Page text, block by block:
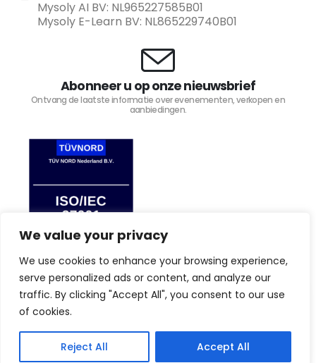
We value your privacy
We use cookies to enhance your browsing experience,
serve personalized ads or content, and analyze our
traffic. By clicking "Accept All", you consent to our use
of cookies.
Reject All Accept All
Mysoly AI BV: NL965227585B01
Mysoly E-Learn BV: NL865229740B01
Abonneer u op onze nieuwsbrief
Ontvang de laatste informatie over evenementen, verkopen en
aanbiedingen.
TIJD4 © Copyright 2023. Alle rechten voorbehouden.
By browsing this website, you agree to our privacy
I Agree